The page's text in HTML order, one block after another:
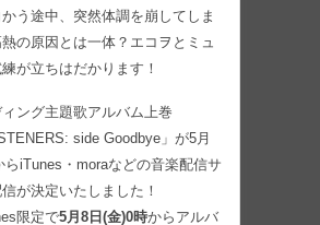
う途中、突然体調を崩してしま
の原因とは一体？エコヲとミュ
が立ちはだかります！
ング主題歌アルバム上巻
side Goodbye」が5月
らiTunes・moraなどの音楽配信サ
が決定いたしました！
限定で5月8日(金)0時からアルバ